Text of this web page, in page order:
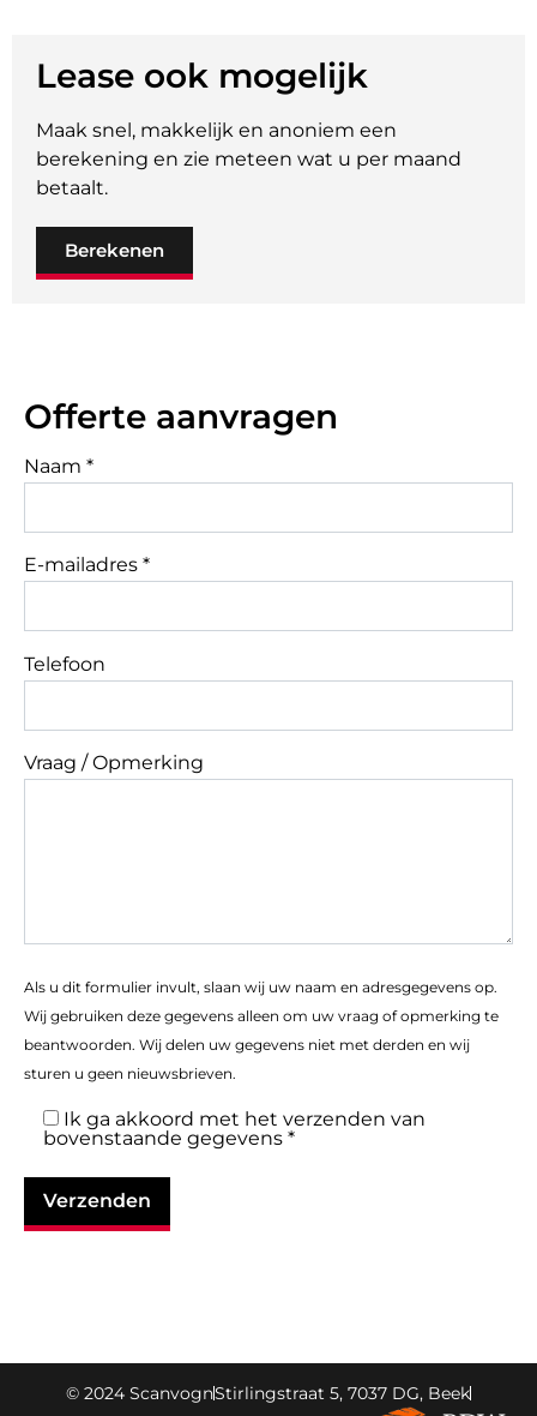
Offerte aanvragen
Naam *
E-mailadres *
Telefoon
Vraag / Opmerking
Als u dit formulier invult, slaan wij uw naam en adresgegevens op.
Wij gebruiken deze gegevens alleen om uw vraag of opmerking te
beantwoorden. Wij delen uw gegevens niet met derden en wij
sturen u geen nieuwsbrieven.
Ik ga akkoord met het verzenden van
bovenstaande gegevens *
Lease ook mogelijk
Maak snel, makkelijk en anoniem een
berekening en zie meteen wat u per maand
betaalt.
Berekenen
© 2024 ScanvognStirlingstraat 5, 7037 DG, Beek